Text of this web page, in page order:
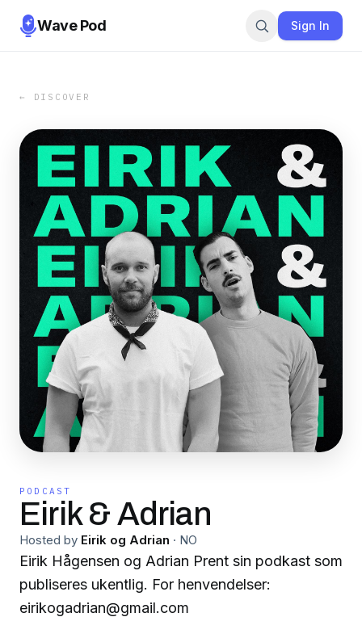
Wave Pod Sign In
← DISCOVER
PODCAST
Eirik & Adrian
Hosted by Eirik og Adrian · NO
Eirik Hågensen og Adrian Prent sin podkast som
publiseres ukentlig. For henvendelser:
eirikogadrian@gmail.com